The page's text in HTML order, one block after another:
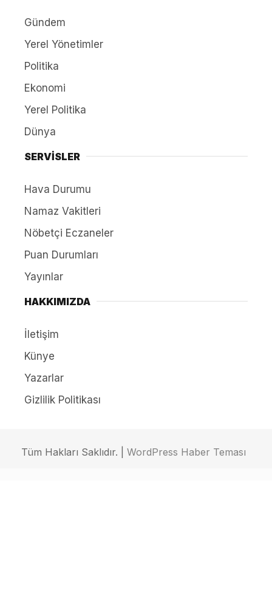
Gündem
Yerel Yönetimler
Politika
Ekonomi
Yerel Politika
Dünya
SERVİSLER
Hava Durumu
Namaz Vakitleri
Nöbetçi Eczaneler
Puan Durumları
Yayınlar
HAKKIMIZDA
İletişim
Künye
Yazarlar
Gizlilik Politikası
Tüm Hakları Saklıdır. | WordPress Haber Teması